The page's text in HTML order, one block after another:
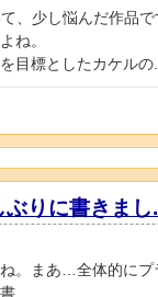
、少し悩んだ作品で
ね。
目標としたカケルの...
りに書きまし
。まあ…全体的に
...